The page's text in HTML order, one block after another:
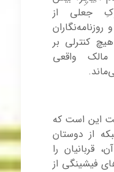
جعلی از
کنترلی بر
واقعی
این است که
از دوستان
قربانیان را
فیشینگی از